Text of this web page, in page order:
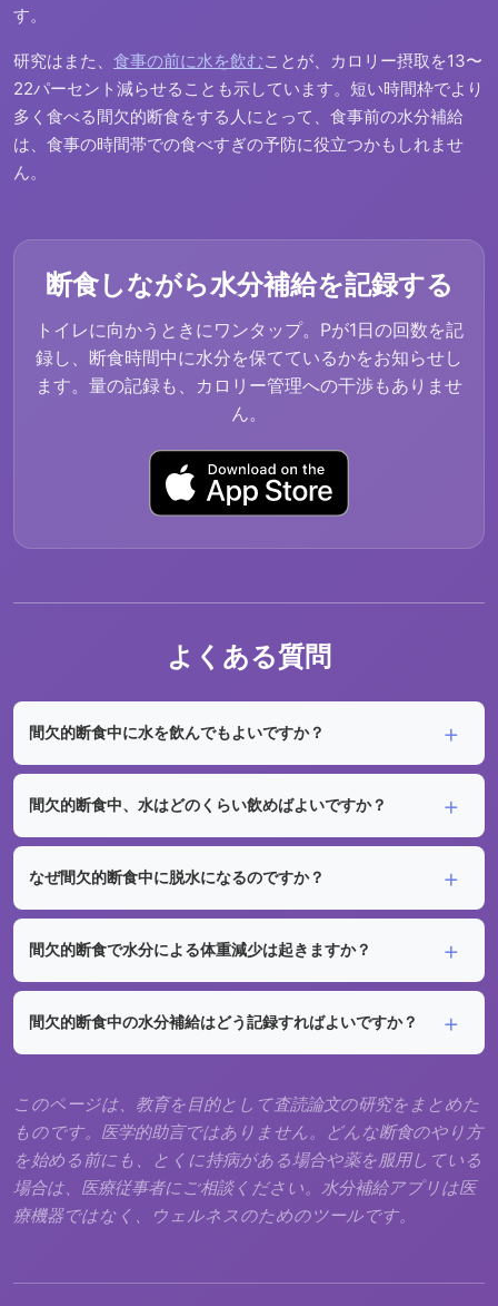
す。
研究はまた、 食事の前に水を飲むことが、カロリー摂取を13〜
22パーセント減らせることも示しています。短い時間枠でより
多く食べる間欠的断食をする人にとって、食事前の水分補給
は、食事の時間帯での食べすぎの予防に役立つかもしれませ
ん。
断食しながら水分補給を記録する
トイレに向かうときにワンタップ。Pが1日の回数を記
録し、断食時間中に水分を保てているかをお知らせし
ます。量の記録も、カロリー管理への干渉もありませ
ん。
よくある質問
間欠的断食中に水を飲んでもよいですか？
間欠的断食中、水はどのくらい飲めばよいですか？
なぜ間欠的断食中に脱水になるのですか？
間欠的断食で水分による体重減少は起きますか？
間欠的断食中の水分補給はどう記録すればよいですか？
このページは、教育を目的として査読論文の研究をまとめた
ものです。医学的助言ではありません。どんな断食のやり方
を始める前にも、とくに持病がある場合や薬を服用している
場合は、医療従事者にご相談ください。水分補給アプリは医
療機器ではなく、ウェルネスのためのツールです。